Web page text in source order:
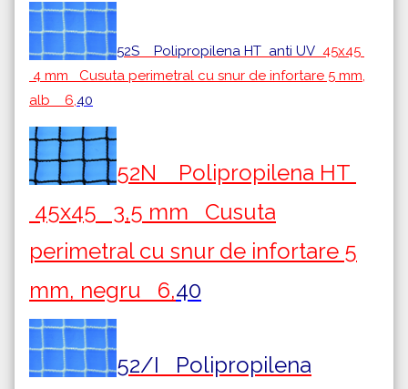
52S Polipropilena HT anti UV 45x45
4 mm Cusuta perimetral cu snur de infortare 5 mm,
alb 6,40
52N Polipropilena HT
45x45 3,5 mm Cusuta
perimetral cu snur de infortare 5
mm, negru 6,40
52/I Polipropilena